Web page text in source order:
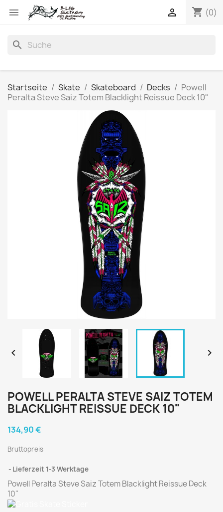
 shopping_cart (0)

search
Startseite Skate Skateboard Decks
Powell
Peralta Steve Saiz Totem Blacklight Reissue Deck 10"
 
POWELL PERALTA STEVE SAIZ TOTEM
BLACKLIGHT REISSUE DECK 10"
134,90 €
Bruttopreis
Lieferzeit 1-3 Werktage
Powell Peralta Steve Saiz Totem Blacklight Reissue Deck
10"